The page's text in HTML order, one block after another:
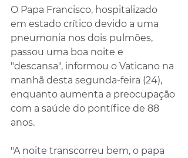
O Papa Francisco, hospitalizado
em estado crítico devido a uma
pneumonia nos dois pulmões,
passou uma boa noite e
"descansa", informou o Vaticano na
manhã desta segunda-feira (24),
enquanto aumenta a preocupação
com a saúde do pontífice de 88
anos.
"A noite transcorreu bem, o papa